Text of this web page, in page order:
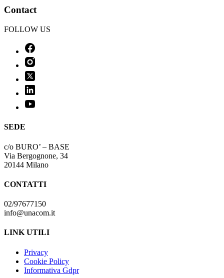
Contact
FOLLOW US
SEDE
c/o BURO’ – BASE
Via Bergognone, 34
20144 Milano
CONTATTI
02/97677150
info@unacom.it
LINK UTILI
Privacy
Cookie Policy
Informativa Gdpr